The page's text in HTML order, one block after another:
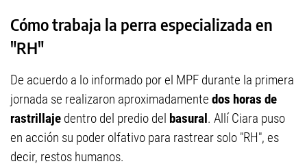
Cómo trabaja la perra especializada en
"RH"
De acuerdo a lo informado por el MPF durante la primera
jornada se realizaron aproximadamente dos horas de
rastrillaje dentro del predio del basural. Allí Ciara puso
en acción su poder olfativo para rastrear solo "RH", es
decir, restos humanos.